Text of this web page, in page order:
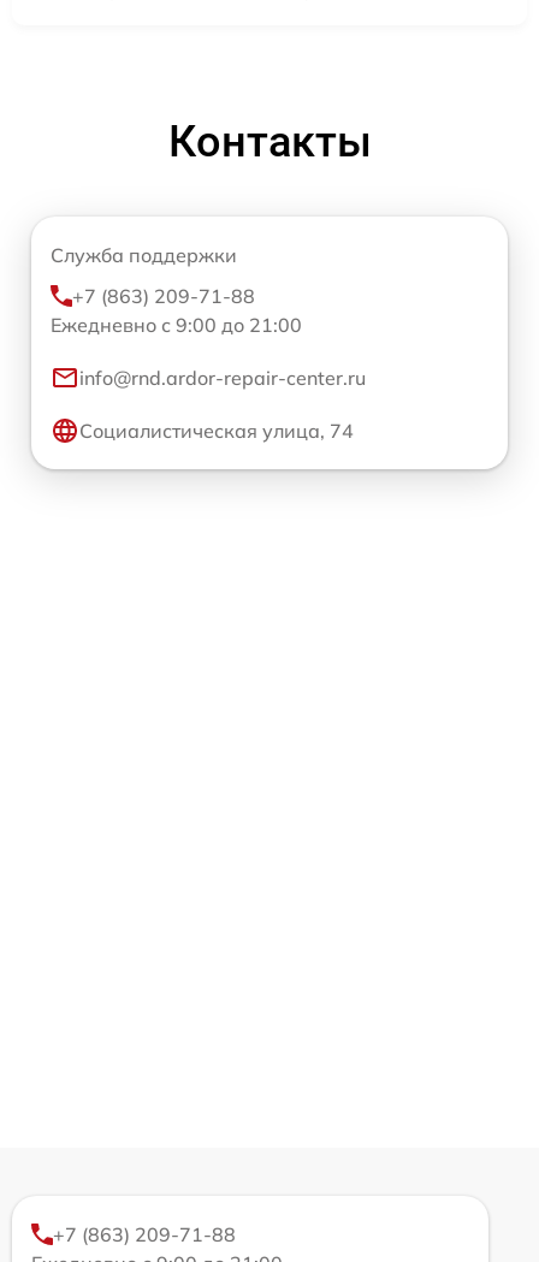
Контакты
Служба поддержки
+7 (863) 209-71-88
Ежедневно с 9:00 до 21:00
info@rnd.ardor-repair-center.ru
Социалистическая улица, 74
+7 (863) 209-71-88